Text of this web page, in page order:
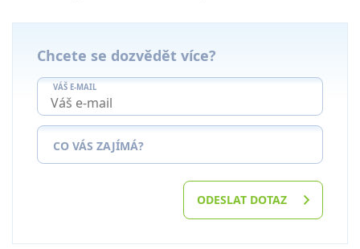
Chcete se dozvědět více?
VÁŠ E-MAIL
CO VÁS ZAJÍMÁ?
ODESLAT DOTAZ